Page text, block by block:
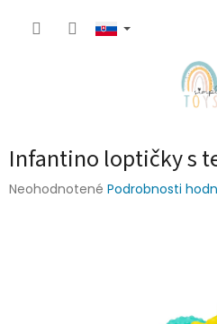
Infantino loptičky s
Priemerné
Neohodnotené Podrobnosti